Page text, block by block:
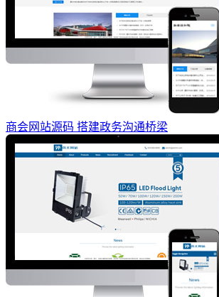
商会网站源码 搭建政务沟通桥梁